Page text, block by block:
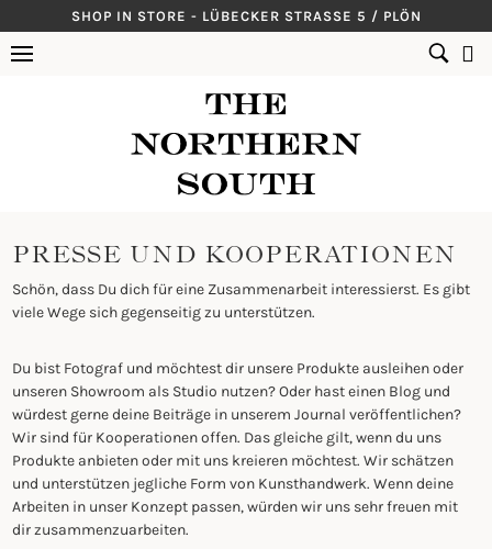
to
content
SHOP IN STORE - LÜBECKER STRASSE 5 / PLÖN
SUCHEN
NACH:
PRESSE UND KOOPERATIONEN
Schön, dass Du dich für eine Zusammenarbeit interessierst. Es gibt
viele Wege sich gegenseitig zu unterstützen.
Du bist Fotograf und möchtest dir unsere Produkte ausleihen oder
unseren Showroom als Studio nutzen? Oder hast einen Blog und
würdest gerne deine Beiträge in unserem Journal veröffentlichen?
Wir sind für Kooperationen offen. Das gleiche gilt, wenn du uns
Produkte anbieten oder mit uns kreieren möchtest. Wir schätzen
und unterstützen jegliche Form von Kunsthandwerk. Wenn deine
Arbeiten in unser Konzept passen, würden wir uns sehr freuen mit
dir zusammenzuarbeiten.